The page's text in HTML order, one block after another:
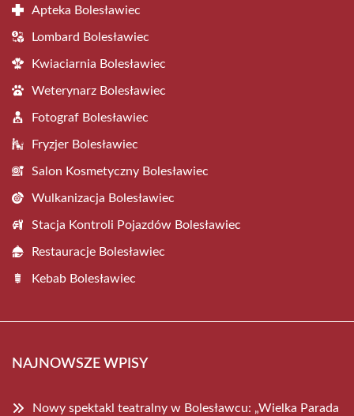
Apteka Bolesławiec
Lombard Bolesławiec
Kwiaciarnia Bolesławiec
Weterynarz Bolesławiec
Fotograf Bolesławiec
Fryzjer Bolesławiec
Salon Kosmetyczny Bolesławiec
Wulkanizacja Bolesławiec
Stacja Kontroli Pojazdów Bolesławiec
Restauracje Bolesławiec
Kebab Bolesławiec
NAJNOWSZE WPISY
Nowy spektakl teatralny w Bolesławcu: „Wielka Parada